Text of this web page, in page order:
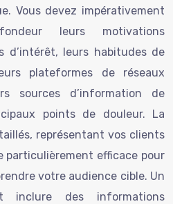
Vous devez impérativement
leurs motivations
d’intérêt, leurs habitudes de
plateformes de réseaux
sources d’information de
points de douleur. La
représentant vos clients
particulièrement efficace pour
votre audience cible. Un
inclure des informations